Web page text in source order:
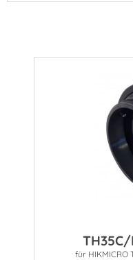
für HIKMICRO